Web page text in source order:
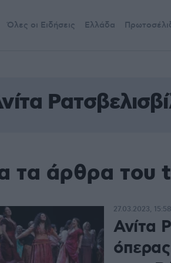
Όλες οι Ειδήσεις Ελλάδα
τα άρθρα του
Ανίτα
27.03.2023, 15:58